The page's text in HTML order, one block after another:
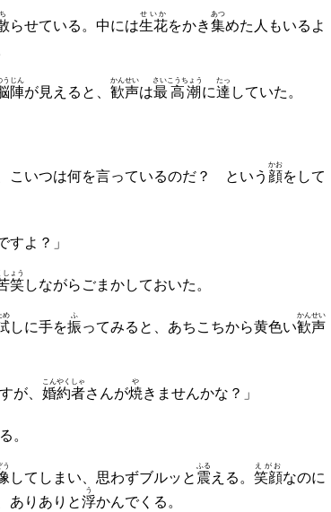
ち
らせている。中には生花
せいか
をかき集
あつ
めた人もいるよ
陣
うじん
が見えると、 歓声
かんせい
は最高潮
さいこうちょう
に達
たっ
していた。
こいつは何を言っているのだ？ という 顔
かお
をして
すよ？」
笑
しょう
しながらごまかしておいた。
め
しに手を振
ふ
ってみると、あちこちから黄色い歓声
かんせい
が、 婚約者
こんやくしゃ
さんが焼
や
きませんかな？」
。
う
してしまい、思わずブルッと 震
ふる
える。 笑顔
えがお
なのに
ありありと浮
う
かんでくる。